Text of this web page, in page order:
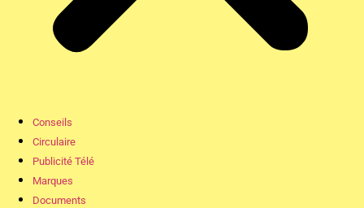
Conseils
Circulaire
Publicité Télé
Marques
Documents